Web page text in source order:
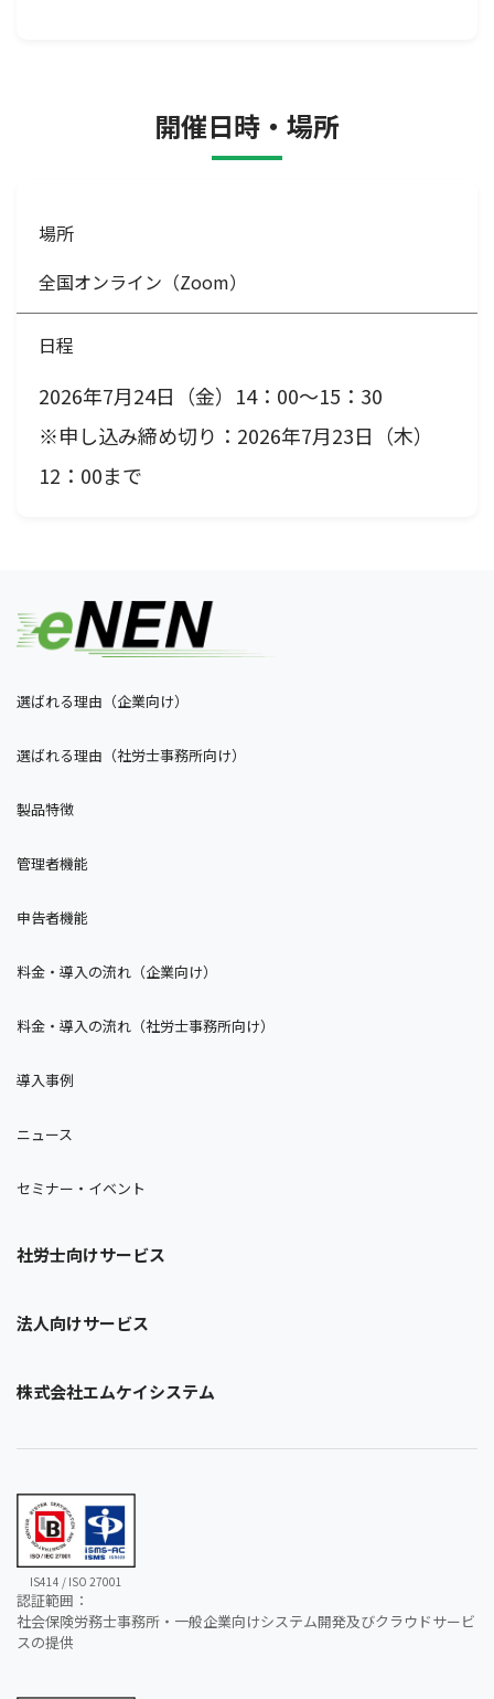
開催日時・場所
場所
全国オンライン（Zoom）
日程
2026年7月24日（金）14：00〜15：30
※申し込み締め切り：2026年7月23日（木）
12：00まで
選ばれる理由（企業向け）
選ばれる理由（社労士事務所向け）
製品特徴
管理者機能
申告者機能
料金・導入の流れ（企業向け）
料金・導入の流れ（社労士事務所向け）
導入事例
ニュース
セミナー・イベント
社労士向けサービス
法人向けサービス
株式会社エムケイシステム
IS414 / ISO 27001
認証範囲：
社会保険労務士事務所・一般企業向けシステム開発及びクラウドサービ
スの提供